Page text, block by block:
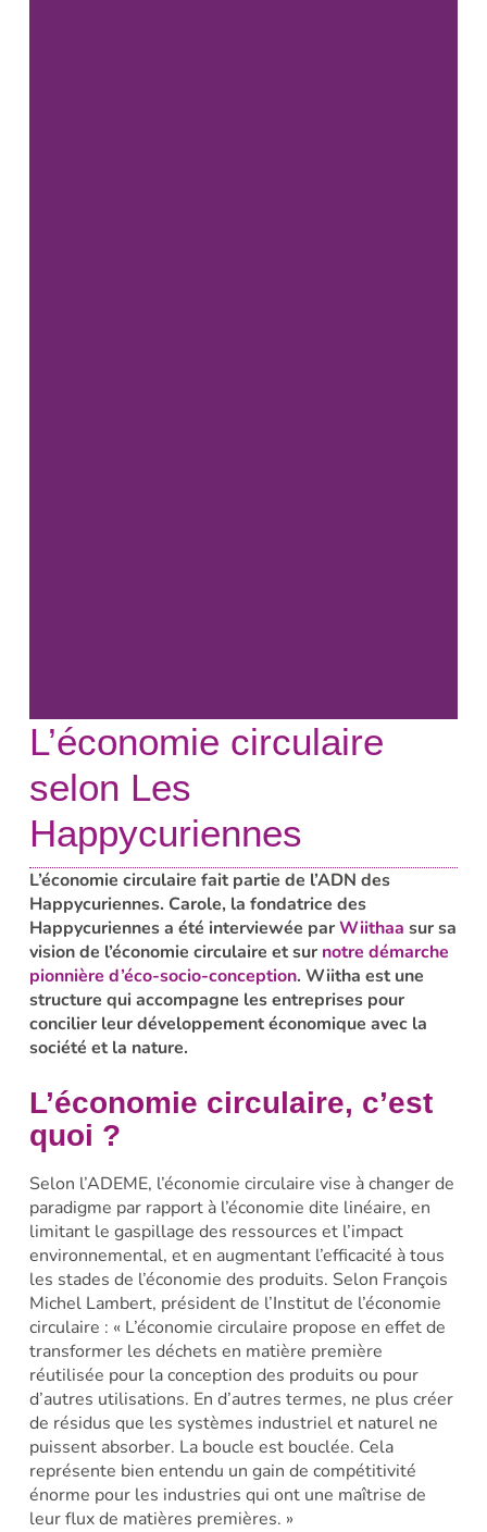
L’économie circulaire
selon Les
Happycuriennes
L’économie circulaire fait partie de l’ADN des
Happycuriennes. Carole, la fondatrice des
Happycuriennes a été interviewée parWiithaa sur sa
vision de l’économie circulaire et sur notre démarche
pionnière d’éco-socio-conception. Wiitha est une
structure qui accompagne les entreprises pour
concilier leur développement économique avec la
société et la nature.
L’économie circulaire, c’est
quoi ?
Selon l’ADEME, l’économie circulaire vise à changer de
paradigme par rapport à l’économie dite linéaire, en
limitant le gaspillage des ressources et l’impact
environnemental, et en augmentant l’efficacité à tous
les stades de l’économie des produits. Selon François
Michel Lambert, président de l’Institut de l’économie
circulaire : « L’économie circulaire propose en effet de
transformer les déchets en matière première
réutilisée pour la conception des produits ou pour
d’autres utilisations. En d’autres termes, ne plus créer
de résidus que les systèmes industriel et naturel ne
puissent absorber. La boucle est bouclée. Cela
représente bien entendu un gain de compétitivité
énorme pour les industries qui ont une maîtrise de
leur flux de matières premières. »